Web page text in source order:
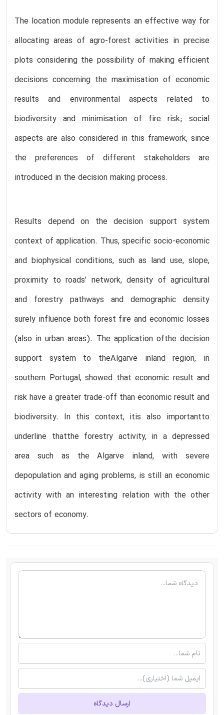
The location module represents an effective way for
allocating areas of agro-forest activities in precise
plots considering the possibility of making efficient
decisions concerning the maximisation of economic
results and environmental aspects related to
biodiversity and minimisation of fire risk; social
aspects are also considered in this framework, since
the preferences of different stakeholders are
introduced in the decision making process.
Results depend on the decision support system
context of application. Thus, specific socio-economic
and biophysical conditions, such as land use, slope,
proximity to roads’ network, density of agricultural
and forestry pathways and demographic density
surely influence both forest fire and economic losses
(also in urban areas). The application ofthe decision
support system to theAlgarve inland region, in
southern Portugal, showed that economic result and
risk have a greater trade-off than economic result and
biodiversity. In this context, itis also importantto
underline thatthe forestry activity, in a depressed
area such as the Algarve inland, with severe
depopulation and aging problems, is still an economic
activity with an interesting relation with the other
sectors of economy.
ارسال دیدگاه